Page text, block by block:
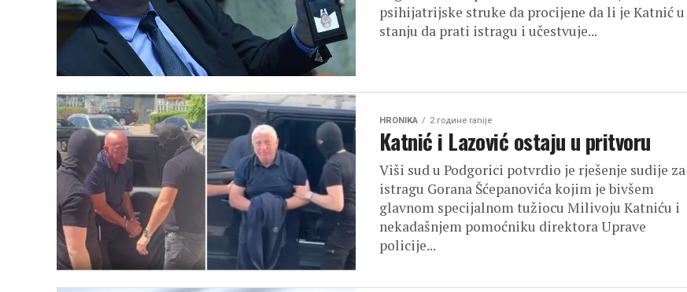
psihijatrijske struke da procijene da li je Katnić u
stanju da prati istragu i učestvuje...
HRONIKA 2 године ranije
Katnić i Lazović ostaju u pritvoru
Viši sud u Podgorici potvrdio je rješenje sudije za
istragu Gorana Šćepanovića kojim je bivšem
glavnom specijalnom tužiocu Milivoju Katniću i
nekadašnjem pomoćniku direktora Uprave
policije...